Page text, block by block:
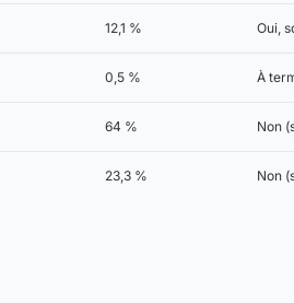
12,1 % Oui,
0,5 % À
64 % Non
23,3 % Non